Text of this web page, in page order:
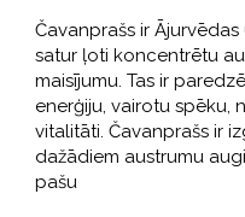
Čavanprašs ir
satur ļoti koncentrētu
maisījumu. Tas ir
enerģiju, vairotu spēku,
vitalitāti. Čavanprašs ir
dažādiem austrumu
pašu